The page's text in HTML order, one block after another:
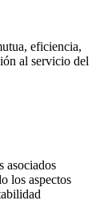
eficiencia,
al servicio del
asociados
los aspectos